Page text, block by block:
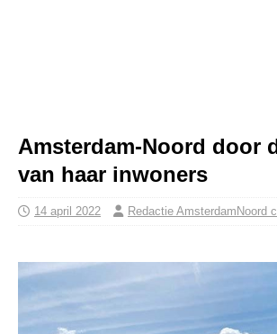
Amsterdam-Noord door
van haar inwoners
14 april 2022 Redactie AmsterdamNoord